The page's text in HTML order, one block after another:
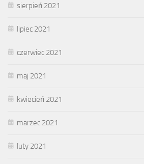
sierpień 2021
lipiec 2021
czerwiec 2021
maj 2021
kwiecień 2021
marzec 2021
luty 2021